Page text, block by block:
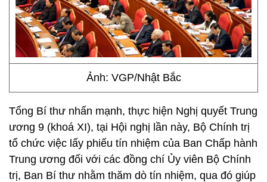
Ảnh: VGP/Nhật Bắc
Tổng Bí thư nhấn mạnh, thực hiện Nghị quyết Trung
ương 9 (khoá XI), tại Hội nghị lần này, Bộ Chính trị
tổ chức việc lấy phiếu tín nhiệm của Ban Chấp hành
Trung ương đối với các đồng chí Ủy viên Bộ Chính
trị, Ban Bí thư nhằm thăm dò tín nhiệm, qua đó giúp